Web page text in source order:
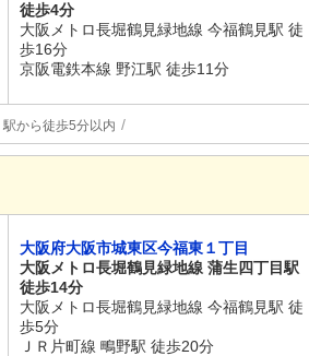
徒歩4分
大阪メトロ長堀鶴見緑地線 今福鶴見駅 徒
歩16分
京阪電鉄本線 野江駅 徒歩11分
駅から徒歩5分以内
大阪府大阪市城東区今福東１丁目
大阪メトロ長堀鶴見緑地線 蒲生四丁目駅
徒歩14分
大阪メトロ長堀鶴見緑地線 今福鶴見駅 徒
歩5分
ＪＲ片町線 鴫野駅 徒歩20分